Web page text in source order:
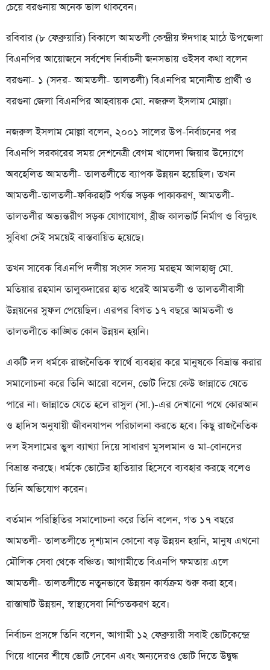
চেয়ে বরগুনায় অনেক ভাল থাকবেন।
রবিবার (৮ ফেব্রুয়ারি) বিকালে আমতলী কেন্দ্রীয় ঈদগাহ মাঠে উপজেলা
বিএনপির আয়োজনে সর্বশেষ নির্বাচনী জনসভায় ওইসব কথা বলেন
বরগুনা- ১ (সদর- আমতলী- তালতলী) বিএনপির মনোনীত প্রার্থী ও
বরগুনা জেলা বিএনপির আহবায়ক মো. নজরুল ইসলাম মোল্লা।
নজরুল ইসলাম মোল্লা বলেন, ২০০১ সালের উপ-নির্বাচনের পর
বিএনপি সরকারের সময় দেশনেত্রী বেগম খালেদা জিয়ার উদ্যোগে
অবহেলিত আমতলী- তালতলীতে ব্যাপক উন্নয়ন হয়েছিল। তখন
আমতলী-তালতলী-ফকিরহাট পর্যন্ত সড়ক পাকাকরণ, আমতলী-
তালতলীর অভ্যন্তরীণ সড়ক যোগাযোগ, ব্রীজ কালভার্ট নির্মাণ ও বিদ্যুৎ
সুবিধা সেই সময়েই বাস্তবায়িত হয়েছে।
তখন সাবেক বিএনপি দলীয় সংসদ সদস্য মরহুম আলহাজ্ব মো.
মতিয়ার রহমান তালুকদারের হাত ধরেই আমতলী ও তালতলীবাসী
উন্নয়নের সুফল পেয়েছিল। এরপর বিগত ১৭ বছরে আমতলী ও
তালতলীতে কাঙ্খিত কোন উন্নয়ন হয়নি।
একটি দল ধর্মকে রাজনৈতিক স্বার্থে ব্যবহার করে মানুষকে বিভ্রান্ত করার
সমালোচনা করে তিনি আরো বলেন, ভোট দিয়ে কেউ জান্নাতে যেতে
পারে না। জান্নাতে যেতে হলে রাসুল (সা.)-এর দেখানো পথে কোরআন
ও হাদিস অনুযায়ী জীবনযাপন পরিচালনা করতে হবে। কিছু রাজনৈতিক
দল ইসলামের ভুল ব্যাখ্যা দিয়ে সাধারণ মুসলমান ও মা-বোনদের
বিভ্রান্ত করছে। ধর্মকে ভোটের হাতিয়ার হিসেবে ব্যবহার করছে বলেও
তিনি অভিযোগ করেন।
বর্তমান পরিস্থিতির সমালোচনা করে তিনি বলেন, গত ১৭ বছরে
আমতলী- তালতলীতে দৃশ্যমান কোনো বড় উন্নয়ন হয়নি, মানুষ এখনো
মৌলিক সেবা থেকে বঞ্চিত। আগামীতে বিএনপি ক্ষমতায় এলে
আমতলী- তালতলীতে নতুনভাবে উন্নয়ন কার্যক্রম শুরু করা হবে।
রাস্তাঘাট উন্নয়ন, স্বাস্থ্যসেবা নিশ্চিতকরণ হবে।
নির্বাচন প্রসঙ্গে তিনি বলেন, আগামী ১২ ফেব্রুয়ারী সবাই ভোটকেন্দ্রে
গিয়ে ধানের শীষে ভোট দেবেন এবং অন্যদেরও ভোট দিতে উদ্বুদ্ধ